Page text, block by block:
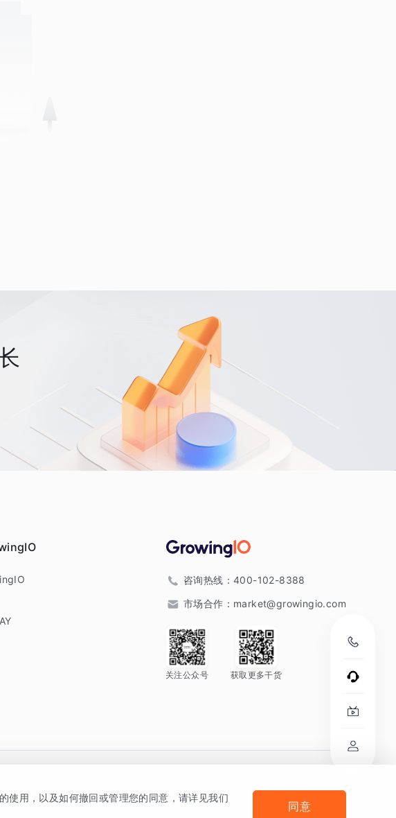
咨询热线： 400-102-8388
市场合作： market@growingio.com
关注公众号 获取更多干货
法律声明及隐私条款
用，以及如何撤回或管理您的同意，请详见我们
同意